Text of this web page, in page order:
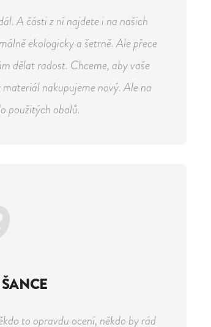
A části z ní najdete i na našich
ekologicky a šetrně. Ale přece
dělat radost. Chceme, aby vaše
nakupujeme nový. Ale na
použitých obalů.
to opravdu ocení, někdo by rád